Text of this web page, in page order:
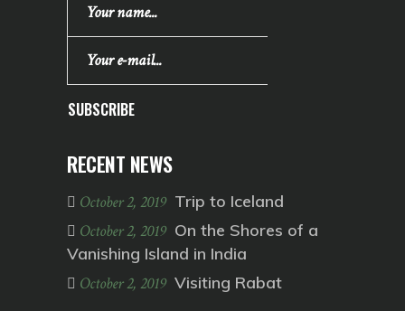
SUBSCRIBE
RECENT NEWS
October 2, 2019 Trip to Iceland
October 2, 2019 On the Shores of a
Vanishing Island in India
October 2, 2019 Visiting Rabat